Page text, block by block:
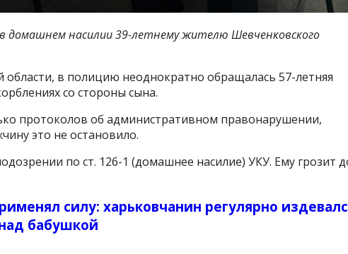
домашнем насилии 39-летнему жителю Шевченковского
в полицию неоднократно обращалась 57-летняя
со стороны сына.
протоколов об административном правонарушении,
это не остановило.
по ст. 126-1 (домашнее насилие) УКУ. Ему грозит
силу: харьковчанин регулярно
бабушкой